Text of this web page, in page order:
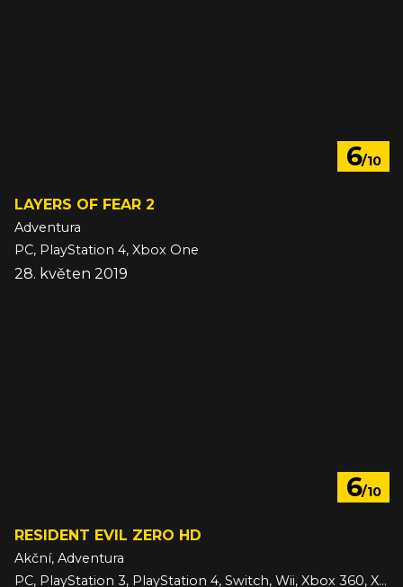
6/10
LAYERS OF FEAR 2
Adventura
PC, PlayStation 4, Xbox One
28. květen 2019
6/10
RESIDENT EVIL ZERO HD
Akční, Adventura
PC, PlayStation 3, PlayStation 4, Switch, Wii, Xbox 360, Xbox One